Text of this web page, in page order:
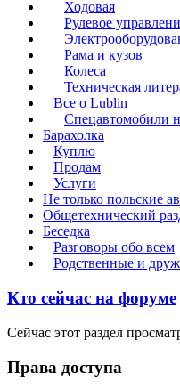
Ходовая
Рулевое
Рама и кузов
Колеса
Техническая
Все о Lublin
Спецавтомобили
Барахолка
Куплю
Продам
Услуги
Не только польские
Общетехнический
Беседка
Разговоры обо всем
Родственные и
Кто сейчас на форуме
Сейчас этот раздел
Права доступа